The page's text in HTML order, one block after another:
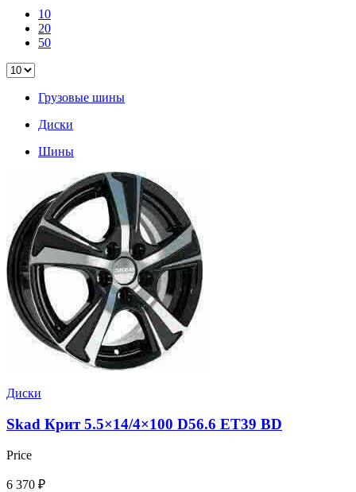
10
20
50
Грузовые шины
Диски
Шины
Диски
Skad Крит 5.5×14/4×100 D56.6 ET39 BD
Price
6 370 ₽